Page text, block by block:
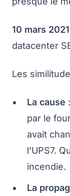
10 mars
datacenter
Les
La cause
par le
avait
l’UPS7.
incendie.
La